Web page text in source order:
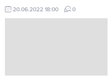
engelli bireylere hizmet vermek
için kurulan Kısa Mola Merkezleri
20.06.2022 18:00 0